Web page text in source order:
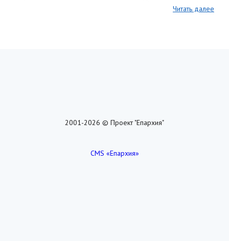
Читать далее
2001-2026 © Проект "Епархия"
CMS «Епархия»